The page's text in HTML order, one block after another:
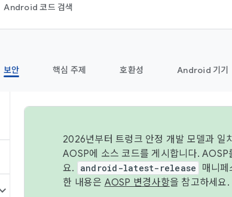
Android 코드 검색
보안 핵심 주제 호환성 Android 기기
2026년부터 트렁크 안정 개발 모델과 일
AOSP에 소스 코드를 게시합니다. AOSP
요.
android-latest-release
매니
한 내용은 AOSP 변경사항을 참고하세요.